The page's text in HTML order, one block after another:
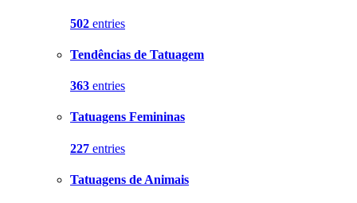
502 entries
Tendências de Tatuagem
363 entries
Tatuagens Femininas
227 entries
Tatuagens de Animais